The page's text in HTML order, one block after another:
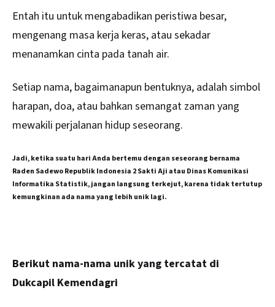
Entah itu untuk mengabadikan peristiwa besar,
mengenang masa kerja keras, atau sekadar
menanamkan cinta pada tanah air.
Setiap nama, bagaimanapun bentuknya, adalah simbol
harapan, doa, atau bahkan semangat zaman yang
mewakili perjalanan hidup seseorang.
Jadi, ketika suatu hari Anda bertemu dengan seseorang bernama
Raden Sadewo Republik Indonesia 2 Sakti Aji atau Dinas Komunikasi
Informatika Statistik, jangan langsung terkejut, karena tidak tertutup
kemungkinan ada nama yang lebih unik lagi.
Berikut nama-nama unik yang tercatat di
Dukcapil Kemendagri